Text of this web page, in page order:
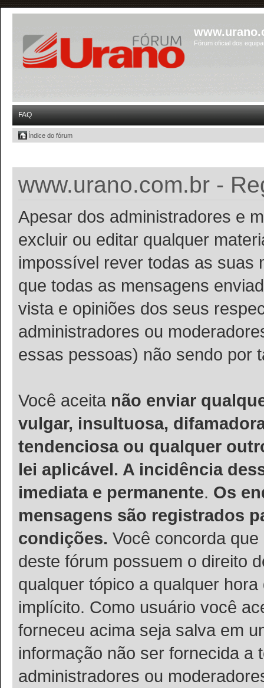
Fórum oficial dos
FAQ
Índice do fórum
www.urano.com.br -
Apesar dos administradores e
excluir ou editar qualquer
impossível rever todas as suas
que todas as mensagens
vista e opiniões dos seus
administradores ou
essas pessoas) não sendo por
Você aceita não enviar
vulgar, insultuosa,
tendenciosa ou qualquer
lei aplicável. A incidência
imediata e permanente. Os
mensagens são registrados
condições. Você concorda
deste fórum possuem o direito
qualquer tópico a qualquer
implícito. Como usuário você
forneceu acima seja salva em
informação não ser fornecida a
administradores ou